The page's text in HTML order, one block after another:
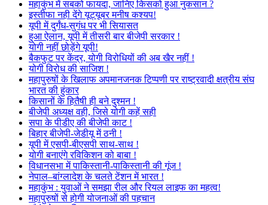
महाकुंभ में सबको फायदा, जानिए किसको हुआ नुकसान ?
इस्तीफा नही देंगे यूट्यूबर मनीष कश्यप!
यूपी में दुर्गंध-सुगंध पर भी सियासत
हुआ ऐलान, यूपी में तीसरी बार बीजेपी सरकार !
योगी नहीं छोड़ेंगे यूपी!
बैकफुट पर केंद्र, योगी विरोधियों की अब खैर नहीं !
योगी विरोध की साजिश !
महापुरुषों के खिलाफ अपमानजनक टिप्पणी पर राष्ट्रवादी क्षत्रीय संघ
भारत की हुंकार
किसानों के हितैषी ही बने दुश्मन !
बीजेपी अध्यक्ष वही, जिसे योगी कहें सही
सपा के पीडीए की बीजेपी काट !
बिहार बीजेपी-जेडीयू में ठनी !
यूपी में एसपी-बीएसपी साथ-साथ !
योगी बनाएंगे रविकिशन को बाबा !
विधानसभा में पाकिस्तानी-पाकिस्तानी की गूंज !
नेपाल–बांग्लादेश के चलते टेंशन में भारत !
महाकुंभ : युवाओं ने समझा रील और रियल लाइफ का महत्व!
महापुरुषों से होगी योजनाओं की पहचान